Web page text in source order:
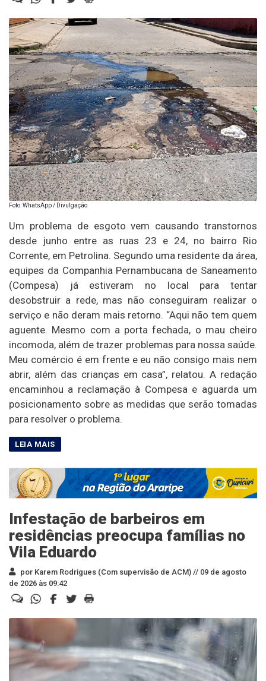
Foto: WhatsApp / Divulgação
Um problema de esgoto vem causando transtornos
desde junho entre as ruas 23 e 24, no bairro Rio
Corrente, em Petrolina. Segundo uma residente da área,
equipes da Companhia Pernambucana de Saneamento
(Compesa) já estiveram no local para tentar
desobstruir a rede, mas não conseguiram realizar o
serviço e não deram mais retorno. “Aqui não tem quem
aguente. Mesmo com a porta fechada, o mau cheiro
incomoda, além de trazer problemas para nossa saúde.
Meu comércio é em frente e eu não consigo mais nem
abrir, além das crianças em casa”, relatou. A redação
encaminhou a reclamação à Compesa e aguarda um
posicionamento sobre as medidas que serão tomadas
para resolver o problema.
Infestação de barbeiros em
residências preocupa famílias no
Vila Eduardo
por Karem Rodrigues (Com supervisão de ACM) // 09 de agosto
de 2026 às 09:42